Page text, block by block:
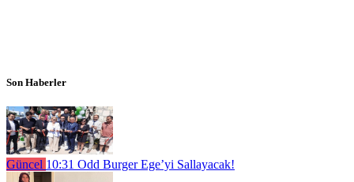
Son Haberler
Güncel 10:31 Odd Burger Ege’yi Sallayacak!